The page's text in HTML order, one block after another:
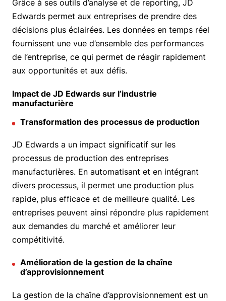
Grâce à ses outils d’analyse et de reporting, JD
Edwards permet aux entreprises de prendre des
décisions plus éclairées. Les données en temps réel
fournissent une vue d’ensemble des performances
de l’entreprise, ce qui permet de réagir rapidement
aux opportunités et aux défis.
Impact de JD Edwards sur l’industrie
manufacturière
Transformation des processus de production
JD Edwards a un impact significatif sur les
processus de production des entreprises
manufacturières. En automatisant et en intégrant
divers processus, il permet une production plus
rapide, plus efficace et de meilleure qualité. Les
entreprises peuvent ainsi répondre plus rapidement
aux demandes du marché et améliorer leur
compétitivité.
Amélioration de la gestion de la chaîne
d’approvisionnement
La gestion de la chaîne d’approvisionnement est un